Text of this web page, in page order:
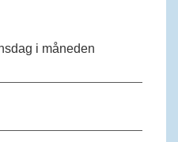
i måneden